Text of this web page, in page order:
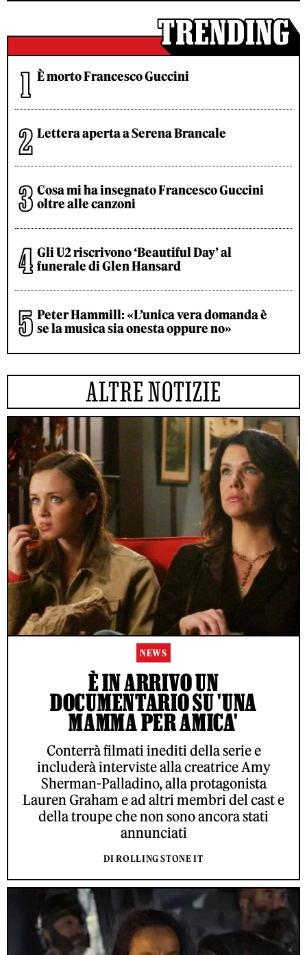
È morto Francesco Guccini
Lettera aperta a Serena Brancale
Cosa mi ha insegnato Francesco Guccini
oltre alle canzoni
Gli U2 riscrivono ‘Beautiful Day’ al
funerale di Glen Hansard
Peter Hammill: «L’unica vera domanda è
se la musica sia onesta oppure no»
ALTRE NOTIZIE
NEWS
È IN ARRIVO UN
DOCUMENTARIO SU 'UNA
MAMMA PER AMICA'
Conterrà filmati inediti della serie e
includerà interviste alla creatrice Amy
Sherman-Palladino, alla protagonista
Lauren Graham e ad altri membri del cast e
della troupe che non sono ancora stati
annunciati
DI ROLLING STONE IT